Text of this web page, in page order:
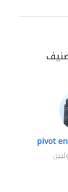
pivot